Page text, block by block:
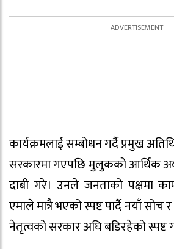
कार्यक्रमलाई सम्बोधन गर्दै प्रमुख
सरकारमा गएपछि मुलुकको आर्थिक
दाबी गरे। उनले जनताको पक्षमा
एमाले मात्रै भएको स्पष्ट पार्दै नयाँ
नेतृत्वको सरकार अघि बडिरहेको स्पष्ट